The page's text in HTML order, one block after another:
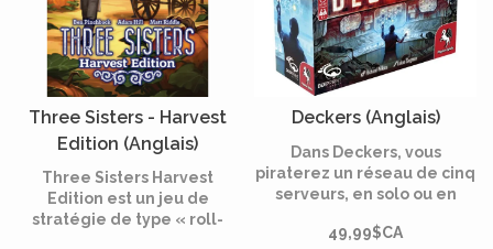
Three Sisters - Harvest
Edition (Anglais)
Three Sisters Harvest
Edition est un jeu de
stratégie de type « roll-
Deckers (Anglais)
Dans Deckers, vous
piraterez un réseau de cinq
serveurs, en solo ou en
quatre personnes
49,99$CA